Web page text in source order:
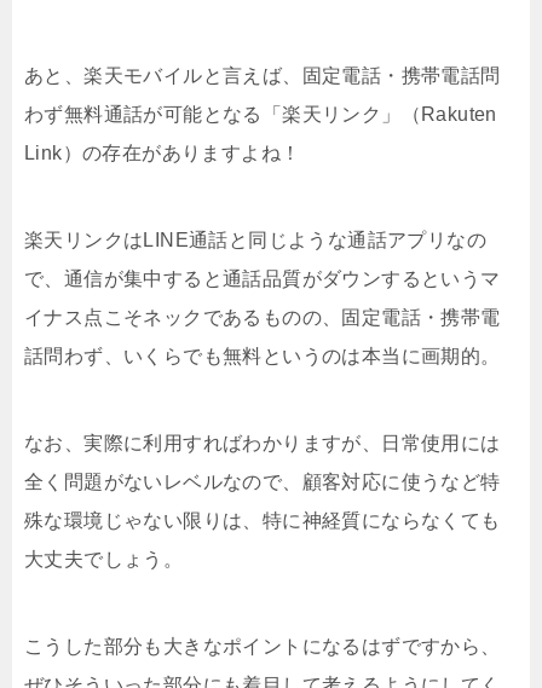
あと、楽天モバイルと言えば、固定電話・携帯電話問
わず無料通話が可能となる「楽天リンク」（Rakuten
Link）の存在がありますよね！
楽天リンクはLINE通話と同じような通話アプリなの
で、通信が集中すると通話品質がダウンするというマ
イナス点こそネックであるものの、固定電話・携帯電
話問わず、いくらでも無料というのは本当に画期的。
なお、実際に利用すればわかりますが、日常使用には
全く問題がないレベルなので、顧客対応に使うなど特
殊な環境じゃない限りは、特に神経質にならなくても
大丈夫でしょう。
こうした部分も大きなポイントになるはずですから、